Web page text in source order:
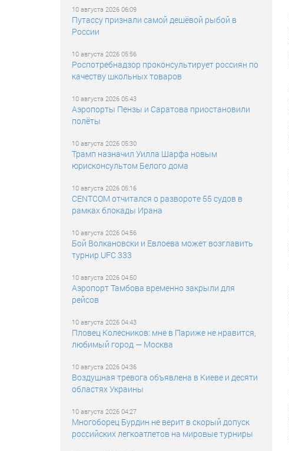
10 августа 2026 06:09
Путассу признали самой дешёвой рыбой в
России
10 августа 2026 05:56
Роспотребнадзор проконсультирует россиян по
качеству школьных товаров
10 августа 2026 05:43
Аэропорты Пензы и Саратова приостановили
полёты
10 августа 2026 05:30
Трамп назначил Уилла Шарфа новым
юрисконсультом Белого дома
10 августа 2026 05:16
CENTCOM отчитался о развороте 55 судов в
рамках блокады Ирана
10 августа 2026 04:56
Бой Волкановски и Евлоева может возглавить
турнир UFC 333
10 августа 2026 04:50
Аэропорт Тамбова временно закрыли для
рейсов
10 августа 2026 04:43
Пловец Колесников: мне в Париже не нравится,
любимый город — Москва
10 августа 2026 04:36
Воздушная тревога объявлена в Киеве и десяти
областях Украины
10 августа 2026 04:27
Многоборец Бурдин не верит в скорый допуск
российских легкоатлетов на мировые турниры